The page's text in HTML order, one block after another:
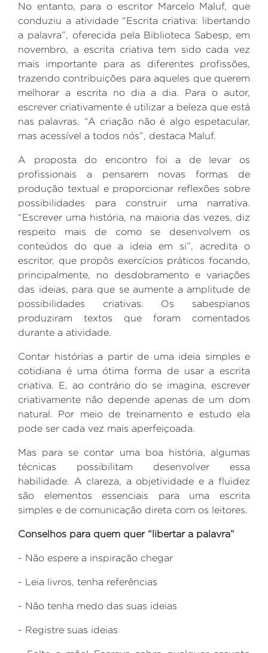
No entanto, para o escritor Marcelo Maluf, que
conduziu a atividade “Escrita criativa: libertando
a palavra”, oferecida pela Biblioteca Sabesp, em
novembro, a escrita criativa tem sido cada vez
mais importante para as diferentes profissões,
trazendo contribuições para aqueles que querem
melhorar a escrita no dia a dia. Para o autor,
escrever criativamente é utilizar a beleza que está
nas palavras. “A criação não é algo espetacular,
mas acessível a todos nós”, destaca Maluf.
A proposta do encontro foi a de levar os
profissionais a pensarem novas formas de
produção textual e proporcionar reflexões sobre
possibilidades para construir uma narrativa.
“Escrever uma história, na maioria das vezes, diz
respeito mais de como se desenvolvem os
conteúdos do que a ideia em si”, acredita o
escritor, que propôs exercícios práticos focando,
principalmente, no desdobramento e variações
das ideias, para que se aumente a amplitude de
possibilidades criativas. Os sabespianos
produziram textos que foram comentados
durante a atividade.
Contar histórias a partir de uma ideia simples e
cotidiana é uma ótima forma de usar a escrita
criativa. E, ao contrário do se imagina, escrever
criativamente não depende apenas de um dom
natural. Por meio de treinamento e estudo ela
pode ser cada vez mais aperfeiçoada.
Mas para se contar uma boa história, algumas
técnicas possibilitam desenvolver essa
habilidade. A clareza, a objetividade e a fluidez
são elementos essenciais para uma escrita
simples e de comunicação direta com os leitores.
Conselhos para quem quer “libertar a palavra”
- Não espere a inspiração chegar
- Leia livros, tenha referências
- Não tenha medo das suas ideias
- Registre suas ideias